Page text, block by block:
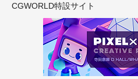
CGWORLD特設サイト